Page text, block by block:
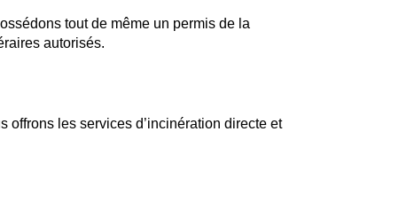
tout de même un permis de la
autorisés.
offrons les services d’incinération directe et